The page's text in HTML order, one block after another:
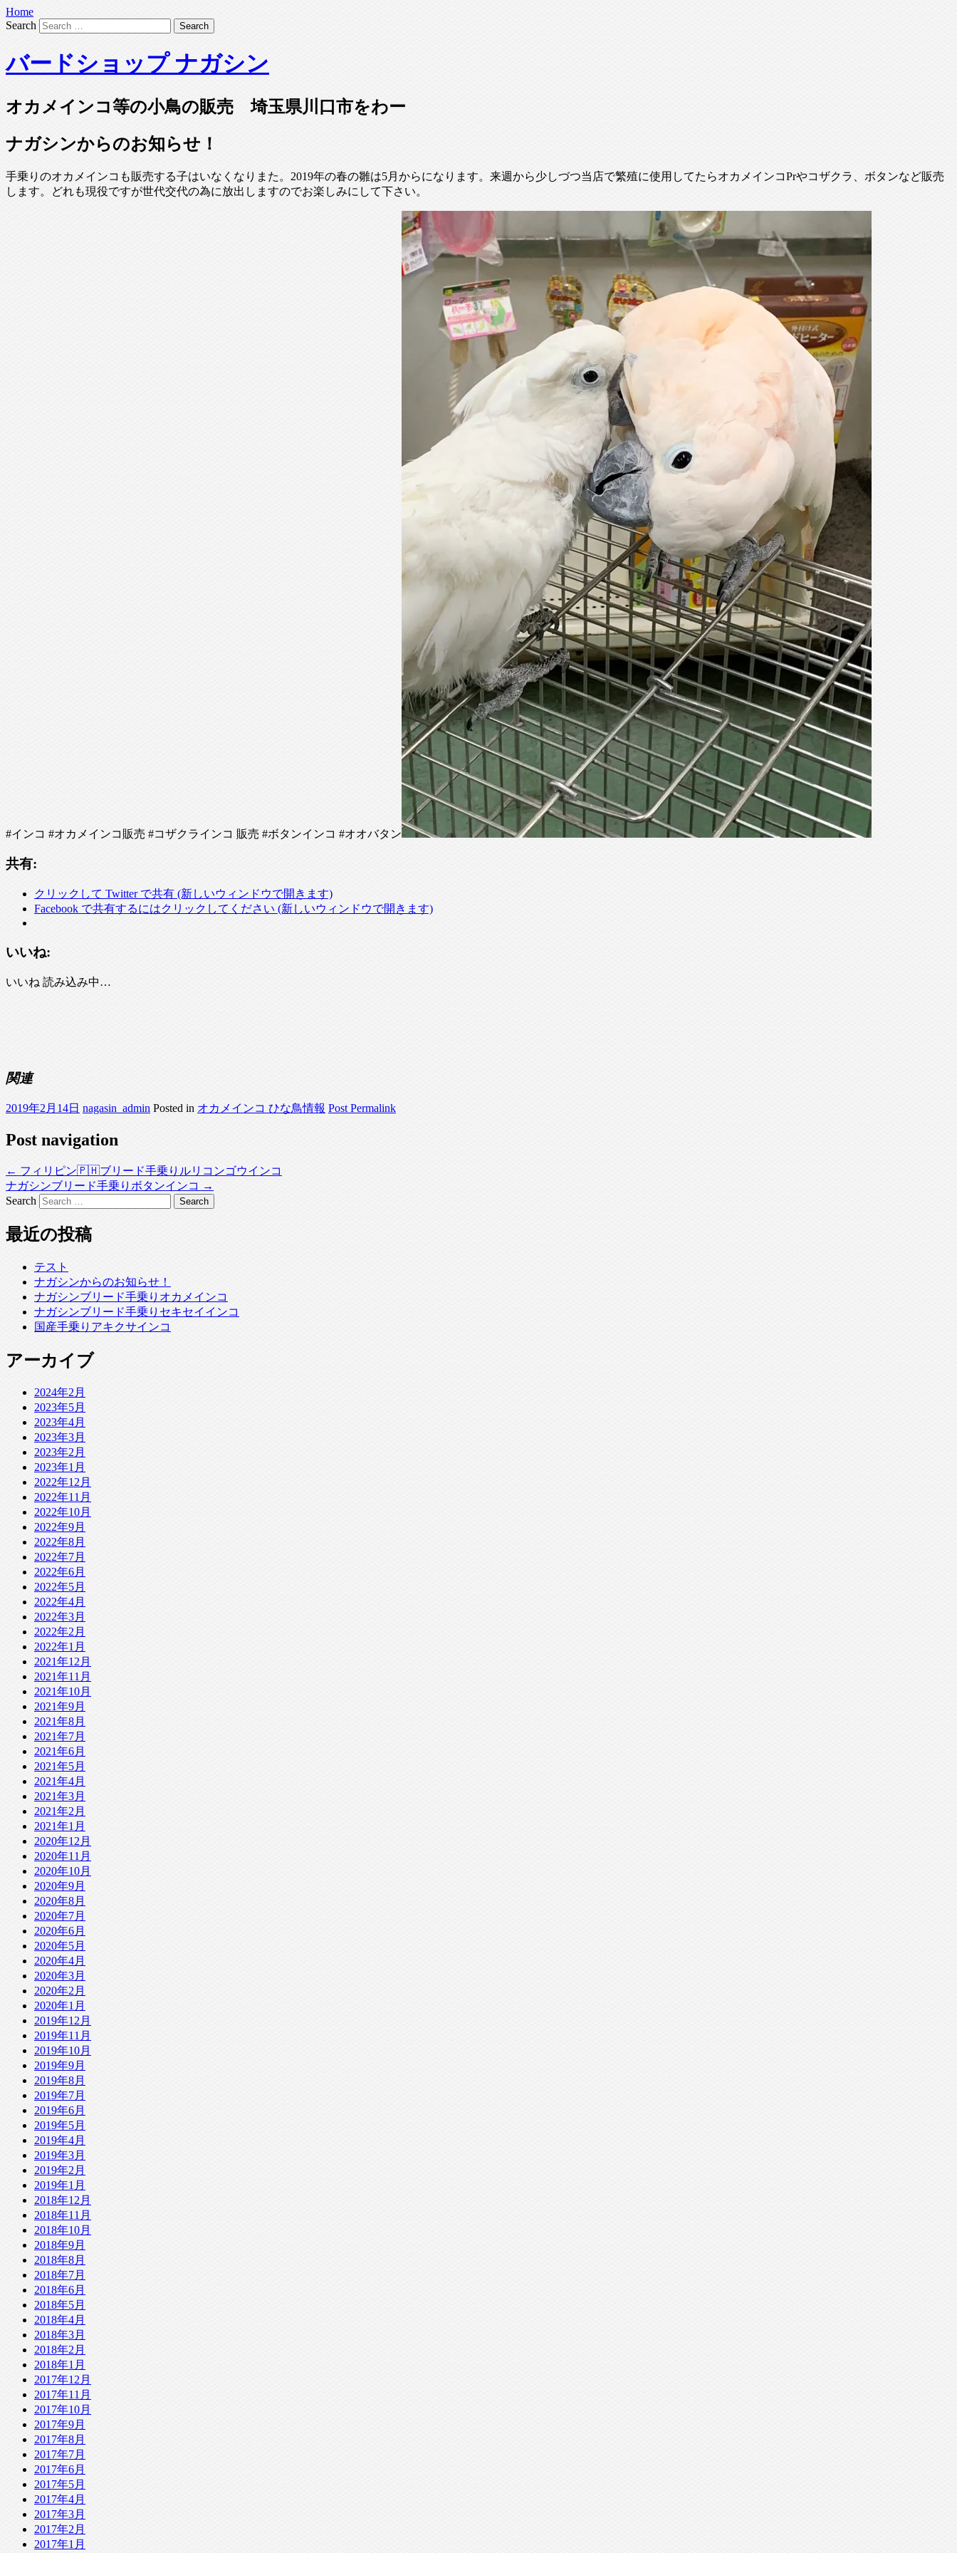
Home
Search
バードショップ ナガシン
オカメインコ等の小鳥の販売 埼玉県川口市をわー
ナガシンからのお知らせ！
手乗りのオカメインコも販売する子はいなくなりまた。2019年の春の雛は5月からになります。来週から少しづつ当店で繁殖に使用してたらオカメインコPrやコザクラ、ボタンなど販売
します。どれも現役ですが世代交代の為に放出しますのでお楽しみにして下さい。
#インコ #オカメインコ販売 #コザクラインコ 販売 #ボタンインコ #オオバタン
共有:
クリックして Twitter で共有 (新しいウィンドウで開きます)
Facebook で共有するにはクリックしてください (新しいウィンドウで開きます)
いいね:
いいね 読み込み中…
関連
2019年2月14日 nagasin_admin Posted in オカメインコ ひな鳥情報 Post Permalink
Post navigation
← フィリピン🇵🇭ブリード手乗りルリコンゴウインコ
ナガシンブリード手乗りボタンインコ →
Search
最近の投稿
テスト
ナガシンからのお知らせ！
ナガシンブリード手乗りオカメインコ
ナガシンブリード手乗りセキセイインコ
国産手乗りアキクサインコ
アーカイブ
2024年2月
2023年5月
2023年4月
2023年3月
2023年2月
2023年1月
2022年12月
2022年11月
2022年10月
2022年9月
2022年8月
2022年7月
2022年6月
2022年5月
2022年4月
2022年3月
2022年2月
2022年1月
2021年12月
2021年11月
2021年10月
2021年9月
2021年8月
2021年7月
2021年6月
2021年5月
2021年4月
2021年3月
2021年2月
2021年1月
2020年12月
2020年11月
2020年10月
2020年9月
2020年8月
2020年7月
2020年6月
2020年5月
2020年4月
2020年3月
2020年2月
2020年1月
2019年12月
2019年11月
2019年10月
2019年9月
2019年8月
2019年7月
2019年6月
2019年5月
2019年4月
2019年3月
2019年2月
2019年1月
2018年12月
2018年11月
2018年10月
2018年9月
2018年8月
2018年7月
2018年6月
2018年5月
2018年4月
2018年3月
2018年2月
2018年1月
2017年12月
2017年11月
2017年10月
2017年9月
2017年8月
2017年7月
2017年6月
2017年5月
2017年4月
2017年3月
2017年2月
2017年1月